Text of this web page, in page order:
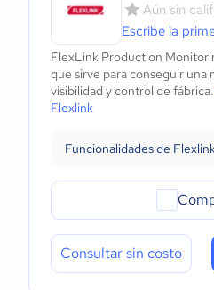
Aún sin
Escribe la
FlexLink Production
que sirve para conseguir una
visibilidad y control de fábrica.
Flexlink
Funcionalidades de
Consultar sin costo